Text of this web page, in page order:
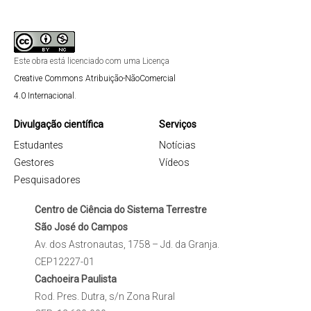
Este obra está licenciado com uma Licença
Creative Commons Atribuição-NãoComercial
4.0 Internacional .
Divulgação científica
Estudantes
Gestores
Pesquisadores
Serviços
Notícias
Vídeos
Centro de Ciência do Sistema Terrestre
São José do Campos
Av. dos Astronautas, 1758 – Jd. da Granja.
CEP12227-01
Cachoeira Paulista
Rod. Pres. Dutra, s/n Zona Rural